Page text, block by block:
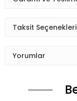
Taksit Seçenekleri
Yorumlar